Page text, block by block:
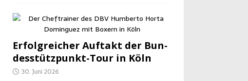
Erfolg­rei­cher Auf­takt der Bun­
des­stütz­punkt-Tour in Köln
30. Juni 2026